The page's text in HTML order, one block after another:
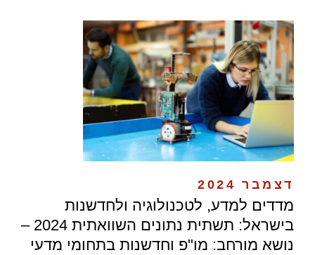
דצמבר 2024
מדדים למדע, לטכנולוגיה ולחדשנות
בישראל: תשתית נתונים השוואתית 2024 –
נושא מורחב: מו"פ וחדשנות בתחומי מדעי